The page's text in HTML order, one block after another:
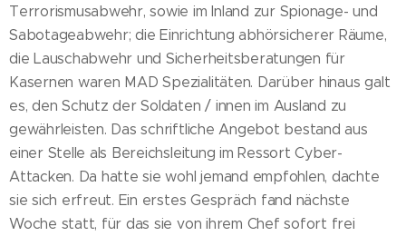
Terrorismusabwehr, sowie im Inland zur Spionage- und
Sabotageabwehr; die Einrichtung abhörsicherer Räume,
die Lauschabwehr und Sicherheitsberatungen für
Kasernen waren MAD Spezialitäten. Darüber hinaus galt
es, den Schutz der Soldaten / innen im Ausland zu
gewährleisten. Das schriftliche Angebot bestand aus
einer Stelle als Bereichsleitung im Ressort Cyber-
Attacken. Da hatte sie wohl jemand empfohlen, dachte
sie sich erfreut. Ein erstes Gespräch fand nächste
Woche statt, für das sie von ihrem Chef sofort frei